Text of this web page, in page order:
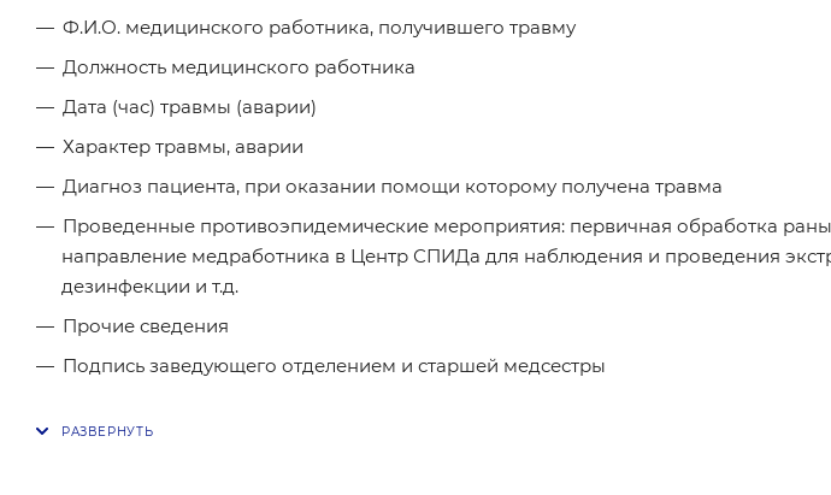
Ф.И.О. медицинского работника, получившего травму
Должность медицинского работника
Дата (час) травмы (аварии)
Характер травмы, аварии
Диагноз пациента, при оказании помощи которому получена травма
Проведенные противоэпидемические мероприятия: первичная обработка
направление медработника в Центр СПИДа для наблюдения и проведения
дезинфекции и т.д.
Прочие сведения
Подпись заведующего отделением и старшей медсестры